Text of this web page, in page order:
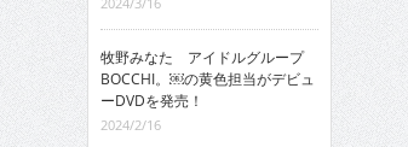
牧野みなた アイドルグループ
BOCCHI。￼の黄色担当がデビュ
ーDVDを発売！
2024/2/16